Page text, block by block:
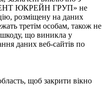
ЮКРЕЙН ГРУП» не
розміщену на даних
третім особам, також не
шкоду, що виникла у
даних веб-сайтів по
щоб закрити вікно